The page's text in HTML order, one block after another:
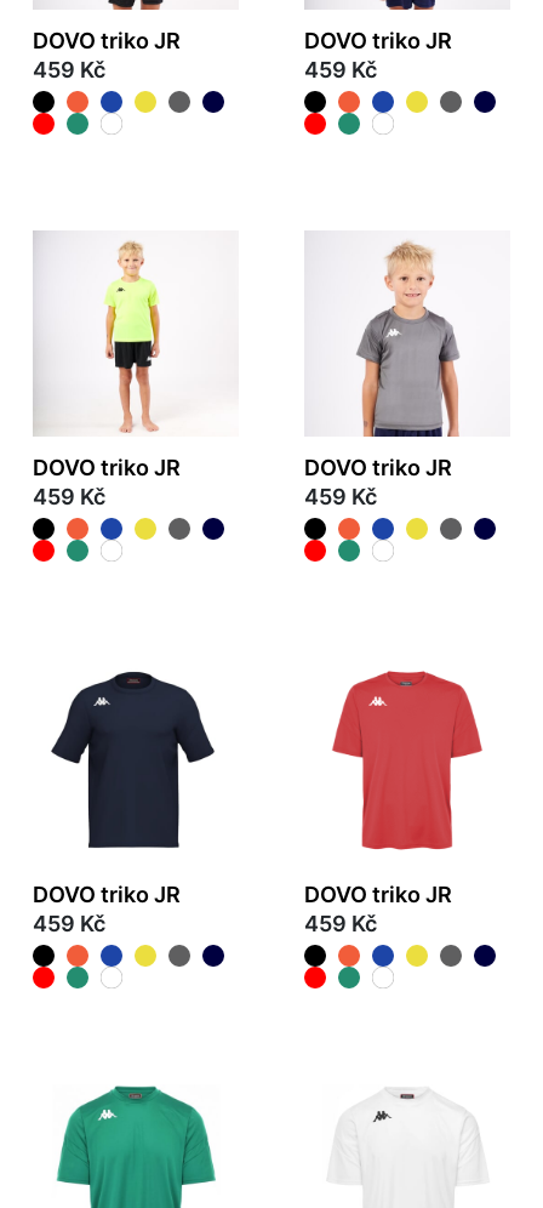
DOVO triko JR
459 Kč
DOVO triko JR
459 Kč
DOVO triko JR
459 Kč
DOVO triko JR
459 Kč
DOVO triko JR
459 Kč
DOVO triko JR
459 Kč